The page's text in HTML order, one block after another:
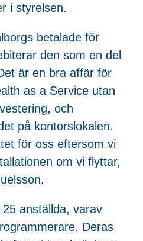
i styrelsen.
betalade för
den som en del
är en bra affär för
as a Service utan
och
på kontorslokalen.
för oss eftersom vi
om vi flyttar,
anställda, varav
Deras